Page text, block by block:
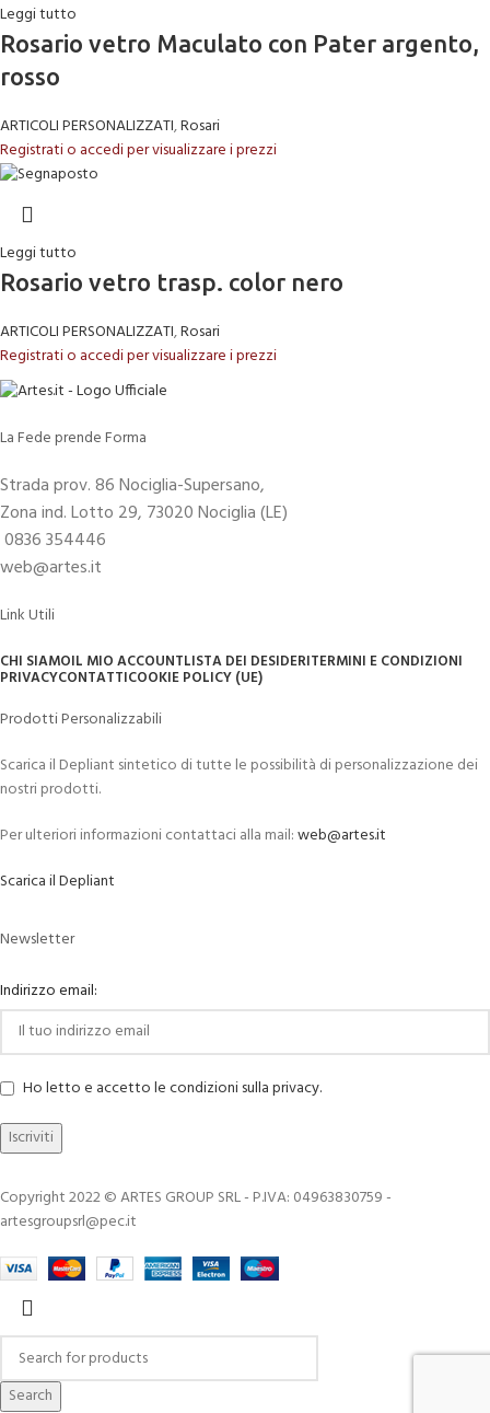
Leggi tutto
Rosario vetro Maculato con Pater argento,
rosso
ARTICOLI PERSONALIZZATI,Rosari
Registrati o accedi per visualizzare i prezzi
Leggi tutto
Rosario vetro trasp. color nero
ARTICOLI PERSONALIZZATI,Rosari
Registrati o accedi per visualizzare i prezzi
La Fede prende Forma
Strada prov. 86 Nociglia-Supersano,
Zona ind. Lotto 29, 73020 Nociglia (LE)
0836 354446
web@artes.it
Link Utili
CHI SIAMOIL MIO ACCOUNTLISTA DEI DESIDERITERMINI E CONDIZIONI
PRIVACYCONTATTICOOKIE POLICY (UE)
Prodotti Personalizzabili
Scarica il Depliant sintetico di tutte le possibilità di personalizzazione dei
nostri prodotti.
Per ulteriori informazioni contattaci alla mail:web@artes.it
Scarica il Depliant
Newsletter
Indirizzo email:
Ho letto e accetto le condizioni sulla privacy.
Copyright 2022 © ARTES GROUP SRL - P.IVA: 04963830759 -
artesgroupsrl@pec.it
Search